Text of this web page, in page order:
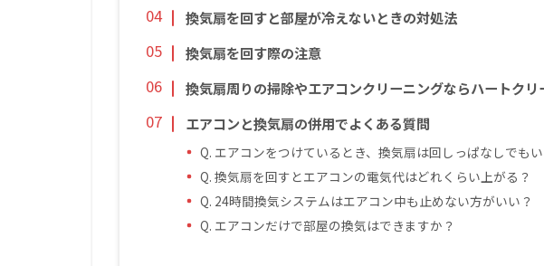
換気扇を回すと部屋が冷えないときの対処法
換気扇を回す際の注意
換気扇周りの掃除やエアコンクリーニングならハートクリ
エアコンと換気扇の併用でよくある質問
Q. エアコンをつけているとき、換気扇は回しっぱなしでもい
Q. 換気扇を回すとエアコンの電気代はどれくらい上がる？
Q. 24時間換気システムはエアコン中も止めない方がいい？
Q. エアコンだけで部屋の換気はできますか？